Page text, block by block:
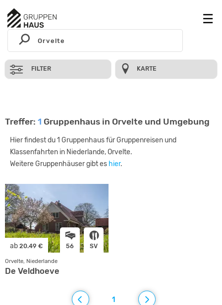
FILTER KARTE
Treffer: 1 Gruppenhaus in Orvelte und Umgebung
Hier findest du 1 Gruppenhaus für Gruppenreisen und
Klassenfahrten in Niederlande, Orvelte.
Weitere Gruppenhäuser gibt es hier.
ab 20.49 € 56 SV
Orvelte, Niederlande
De Veldhoeve
1